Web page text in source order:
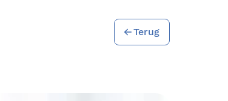
Terug